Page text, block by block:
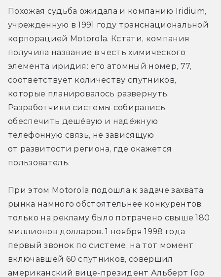
Похожая судьба ожидала и компанию Iridium,
учреждённую в 1991 году транснациональной
корпорацией Motorola. Кстати, компания
получила название в честь химического
элемента иридия: его атомный номер, 77,
соответствует количеству спутников,
которые планировалось развернуть.
Разработчики системы собирались
обеспечить дешёвую и надёжную
телефонную связь, не зависящую
от развитости региона, где окажется
пользователь.
При этом Motorola подошла к задаче захвата
рынка намного обстоятельнее конкурентов:
только на рекламу было потрачено свыше 180
миллионов долларов. 1 ноября 1998 года
первый звонок по системе, на тот момент
включавшей 60 спутников, совершил
американский вице-президент Альберт Гор,